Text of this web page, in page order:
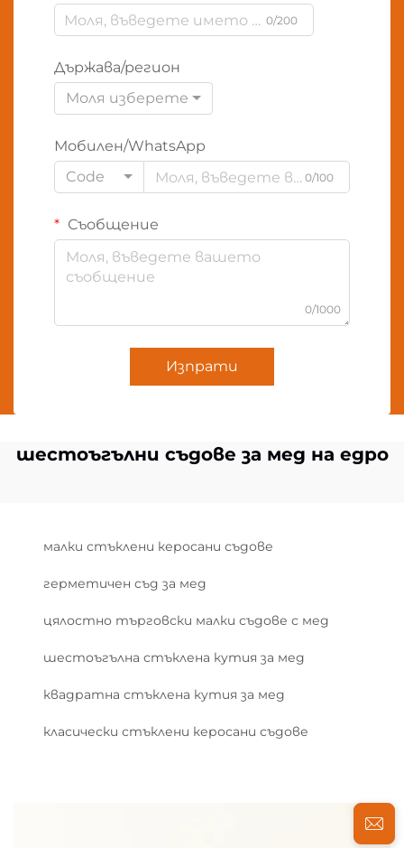
0/200
Държава/регион
Моля изберете
Мобилен/WhatsApp
Code
0/100
Съобщение
0/1000
Изпрати
шестоъгълни съдове за мед на едро
малки стъклени керосани съдове
герметичен съд за мед
цялостно търговски малки съдове с мед
шестоъгълна стъклена кутия за мед
квадратна стъклена кутия за мед
класически стъклени керосани съдове